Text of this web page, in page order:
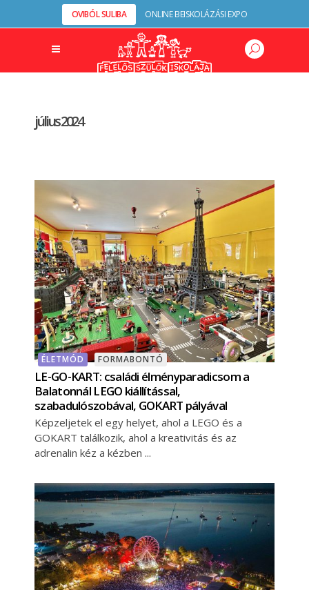
OVIBÓL SULIBA ONLINE BEISKOLÁZÁSI EXPO
július 2024
ÉLETMÓD FORMABONTÓ
LE-GO-KART: családi élményparadicsom a
Balatonnál LEGO kiállítással,
szabadulószobával, GOKART pályával
Képzeljetek el egy helyet, ahol a LEGO és a
GOKART találkozik, ahol a kreativitás és az
adrenalin kéz a kézben